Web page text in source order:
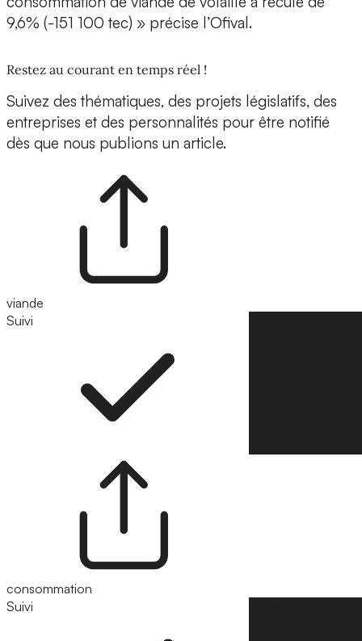
9,6% (-151 100 tec) » précise l’Ofival.
Restez au courant en temps réel !
Suivez des thématiques, des projets législatifs, des
entreprises et des personnalités pour être notifié
dès que nous publions un article.
viande
Suivi
consommation
Suivi